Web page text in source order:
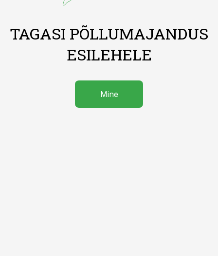
TAGASI PÕLLUMAJANDUS
ESILEHELE
Mine